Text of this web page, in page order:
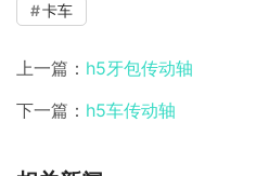
卡车
上一篇： h5牙包传动轴
下一篇： h5车传动轴